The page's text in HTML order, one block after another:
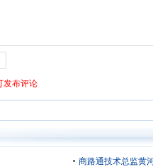
商路通技术总监黄